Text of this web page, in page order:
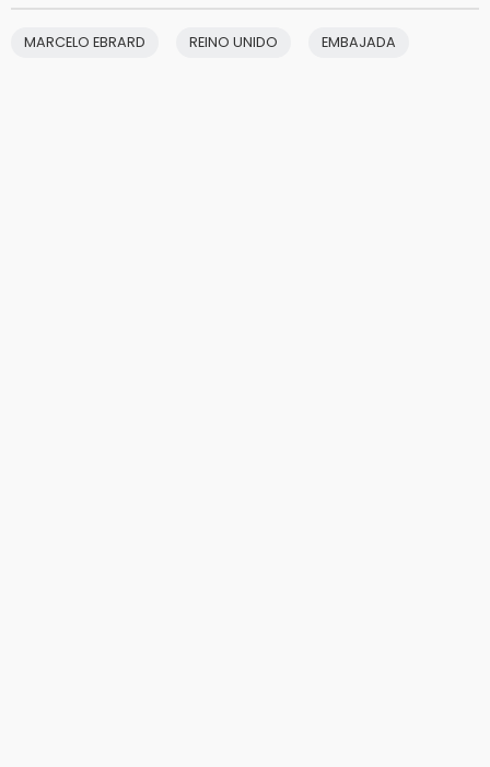
MARCELO EBRARD REINO UNIDO EMBAJADA